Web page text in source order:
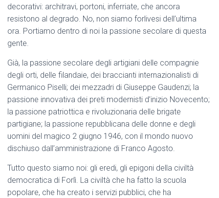
decorativi: architravi, portoni, inferriate, che ancora
resistono al degrado. No, non siamo forlivesi dell’ultima
ora. Portiamo dentro di noi la passione secolare di questa
gente.
Già, la passione secolare degli artigiani delle compagnie
degli orti, delle filandaie, dei braccianti internazionalisti di
Germanico Piselli; dei mezzadri di Giuseppe Gaudenzi; la
passione innovativa dei preti modernisti d’inizio Novecento;
la passione patriottica e rivoluzionaria delle brigate
partigiane; la passione repubblicana delle donne e degli
uomini del magico 2 giugno 1946, con il mondo nuovo
dischiuso dall’amministrazione di Franco Agosto.
Tutto questo siamo noi: gli eredi, gli epigoni della civiltà
democratica di Forlì. La civiltà che ha fatto la scuola
popolare, che ha creato i servizi pubblici, che ha